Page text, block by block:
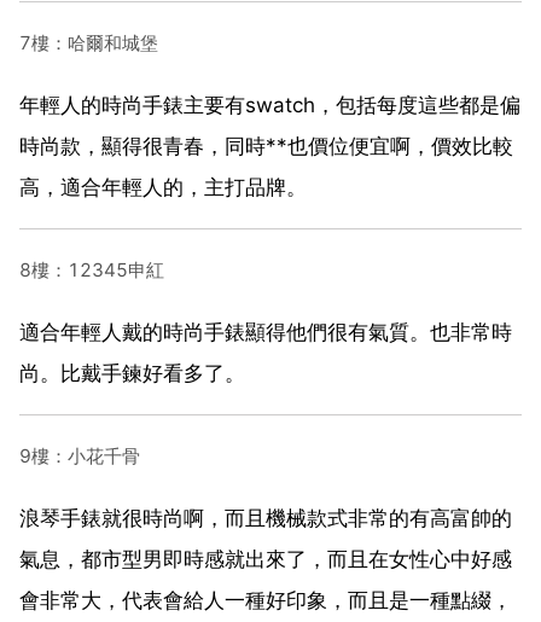
7樓：哈爾和城堡
年輕人的時尚手錶主要有swatch，包括每度這些都是偏
時尚款，顯得很青春，同時**也價位便宜啊，價效比較
高，適合年輕人的，主打品牌。
8樓：12345申紅
適合年輕人戴的時尚手錶顯得他們很有氣質。也非常時
尚。比戴手鍊好看多了。
9樓：小花千骨
浪琴手錶就很時尚啊，而且機械款式非常的有高富帥的
氣息，都市型男即時感就出來了，而且在女性心中好感
會非常大，代表會給人一種好印象，而且是一種點綴，